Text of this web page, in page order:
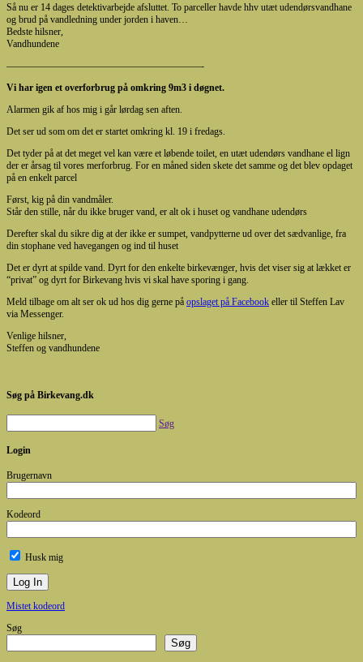
Så nu er 14 dages detektivarbejde afsluttet. To parceller havde hhv utæt udendørsvandhane
og brud på vandledning under jorden i haven…
Bedste hilsner,
Vandhundene
————————————————————-
Vi har igen et overforbrug på omkring 9m3 i døgnet.
Alarmen gik af hos mig i går lørdag sen aften.
Det ser ud som om det er startet omkring kl. 19 i fredags.
Det tyder på at det meget vel kan være et løbende toilet, en utæt udendørs vandhane el lign
der er årsag til vores merforbrug. For en måned siden skete det samme og det blev opdaget
på en enkelt parcel
Først, kig på din vandmåler.
Står den stille, når du ikke bruger vand, er alt ok i huset og vandhane udendørs
Derefter skal du sikre dig at der ikke er sumpet, vandpytterne ud over det sædvanlige, fra
din stophane ved havegangen og ind til huset
Det er dyrt at spilde vand. Dyrt for den enkelte birkevænger, hvis det viser sig at lækket er
“privat” og dyrt for Birkevang hvis vi skal have sporing i gang.
Meld tilbage om alt ser ok ud hos dig gerne på opslaget på Facebook eller til Steffen Lav
via Messenger.
Venlige hilsner,
Steffen og vandhundene
Søg på Birkevang.dk
Søg
Login
Brugernavn
Kodeord
Husk mig
Mistet kodeord
Søg
Søg